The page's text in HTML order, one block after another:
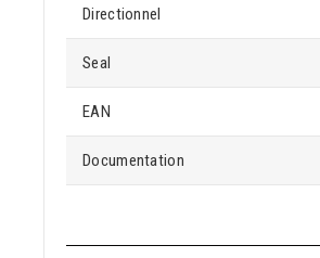
Directionnel
Seal
EAN
Documentation